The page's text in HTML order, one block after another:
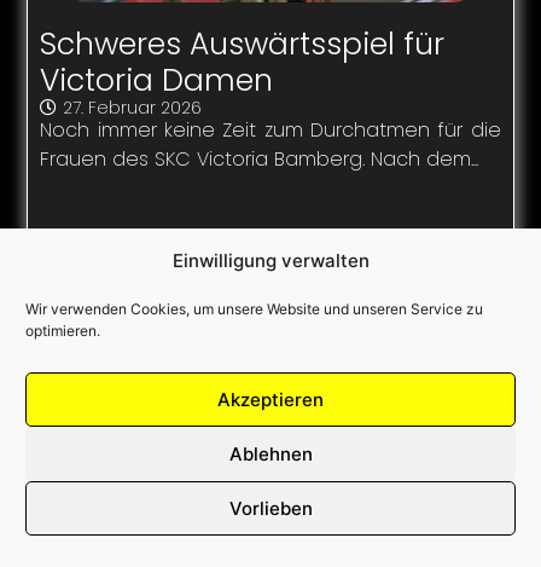
Einwilligung verwalten
Wir verwenden Cookies, um unsere Website und unseren Service zu
optimieren.
Akzeptieren
Ablehnen
Vorlieben
Schweres Auswärtsspiel für
Victoria Damen
27. Februar 2026
Noch immer keine Zeit zum Durchatmen für die
Frauen des SKC Victoria Bamberg. Nach dem...
Weiterlesen